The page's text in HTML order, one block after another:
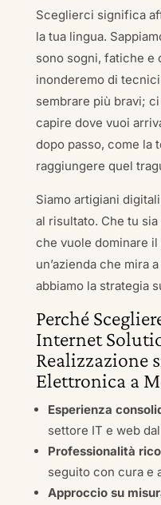
Sceglierci significa
la tua lingua.
sono sogni, fatiche e
inonderemo di
sembrare più bravi;
capire dove vuoi
dopo passo, come la
raggiungere quel
Siamo artigiani
al risultato. Che tu
che vuole dominare
un’azienda che mira
abbiamo la strategia
Perché
Internet
Realizzazione
Elettronica a
Esperienza
settore IT e web dal
Professionalità
seguito con cura e
Approccio su